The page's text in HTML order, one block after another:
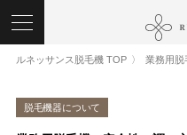
ルネッサンス脱毛機 TOP 業務用脱
脱毛機器について